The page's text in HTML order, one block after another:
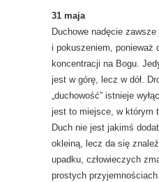
31 maja
Duchowe nadęcie
i pokuszeniem, ponieważ
koncentracji na Bogu.
jest w górę, lecz w dół.
„duchowość” istnieje
jest to miejsce, w którym
Duch nie jest jakimś
okleiną, lecz da się
upadku, człowieczych
prostych